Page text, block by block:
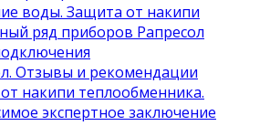
воды. Защита от накипи
ряд приборов Рапресол
Отзывы и рекомендации
накипи теплообменника.
экспертное заключение